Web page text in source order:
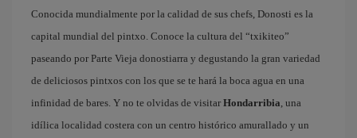
Conocida mundialmente por la calidad de sus chefs, Donosti es la
capital mundial del pintxo. Conoce la cultura del “txikiteo”
paseando por Parte Vieja donostiarra y degustando la gran variedad
de deliciosos pintxos con los que se te hará la boca agua en una
infinidad de bares. Y no te olvidas de visitar Hondarribia, una
idílica localidad costera con un centro histórico amurallado y un